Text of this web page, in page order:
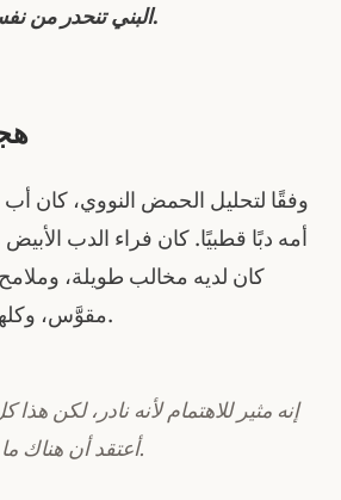
البني تنحدر من نفس الأم الدبة القطبية.
وفقًا لتحليل الحمض النووي، كان أب
أمه دبًا قطبيًا. كان فراء الدب الأبيض
كان لديه مخالب طويلة،
مقوَّس، وكلها سمات للدب البني.
إنه مثير للاهتمام لأنه نادر، لكن هذا
أعتقد أن هناك ما هو أكثر من ذلك.